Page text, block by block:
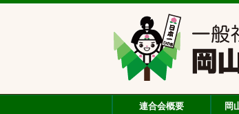
連合会概要 岡